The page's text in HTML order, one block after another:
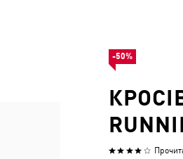
Оцінено
-50%